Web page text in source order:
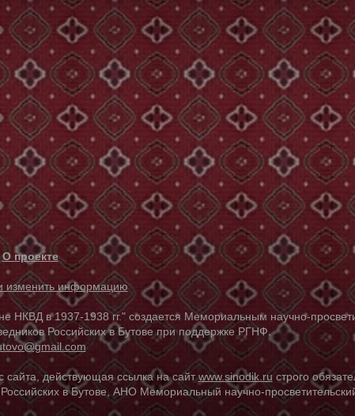
О проекте
изменить информацию
в 1937-1938 гг." создается Мемориальным научно-
Российских в Бутове при поддержке РГНФ.
сайта, действующая ссылка на сайтwww.sinodik.ru строго
в Бутове, АНО Мемориальный научно-